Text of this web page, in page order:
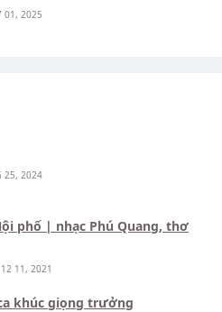
01, 2025
25, 2024
phố | nhạc Phú Quang, thơ
11, 2021
khúc giọng trưởng